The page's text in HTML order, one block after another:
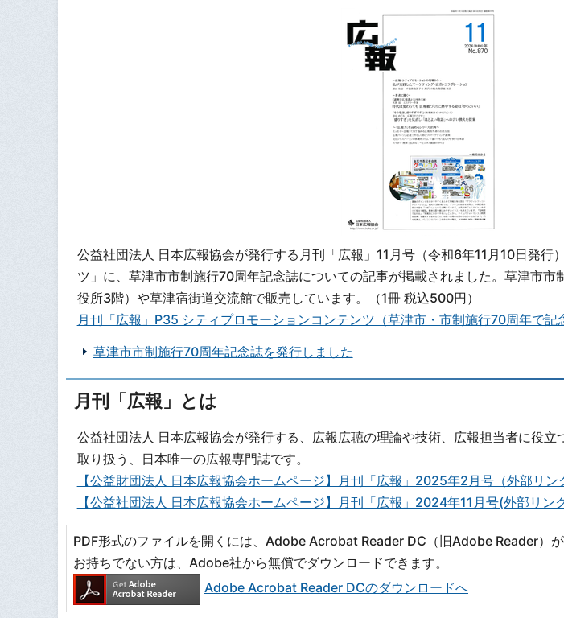
公益社団法人 日本広報協会が発行する月刊「広報」11月号（令和6年11月10日発行
ツ」に、草津市市制施行70周年記念誌についての記事が掲載されました。草津市市
役所3階）や草津宿街道交流館で販売しています。（1冊 税込500円）
月刊「広報」P35 シティプロモーションコンテンツ（草津市・市制施行70周年で
草津市市制施行70周年記念誌を発行しました
月刊「広報」とは
公益社団法人 日本広報協会が発行する、広報広聴の理論や技術、広報担当者に役立
取り扱う、日本唯一の広報専門誌です。
【公益財団法人 日本広報協会ホームページ】月刊「広報」2025年2月号（外部リン
【公益社団法人 日本広報協会ホームページ】月刊「広報」2024年11月号(外部リンク
PDF形式のファイルを開くには、Adobe Acrobat Reader DC（旧Adobe Reader）が
お持ちでない方は、Adobe社から無償でダウンロードできます。
Adobe Acrobat Reader DCのダウンロードへ